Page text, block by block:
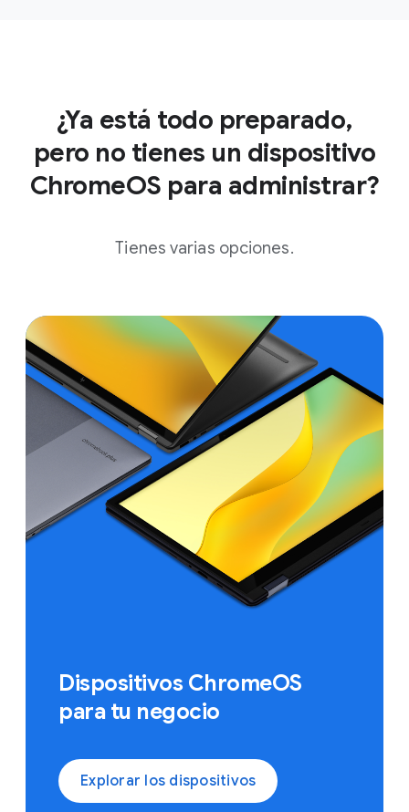
¿Ya está todo preparado,
pero no tienes un dispositivo
ChromeOS para administrar?
Tienes varias opciones.
Dispositivos ChromeOS
para tu negocio
Explorar los dispositivos